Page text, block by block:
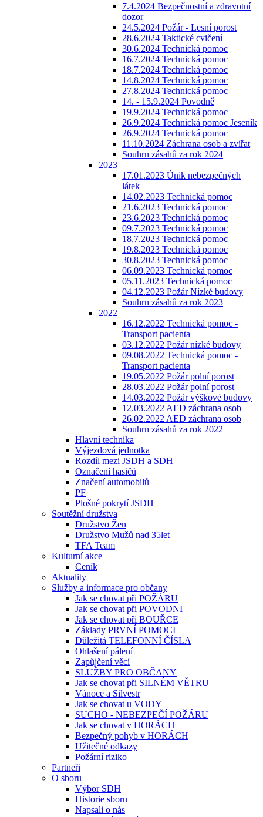
7.4.2024 Bezpečnostní a zdravotní
dozor
24.5.2024 Požár - Lesní porost
28.6.2024 Taktické cvičení
30.6.2024 Technická pomoc
16.7.2024 Technická pomoc
18.7.2024 Technická pomoc
14.8.2024 Technická pomoc
27.8.2024 Technická pomoc
14. - 15.9.2024 Povodně
19.9.2024 Technická pomoc
26.9.2024 Technická pomoc Jeseník
26.9.2024 Technická pomoc
11.10.2024 Záchrana osob a zvířat
Souhrn zásahů za rok 2024
2023
17.01.2023 Únik nebezpečných
látek
14.02.2023 Technická pomoc
21.6.2023 Technická pomoc
23.6.2023 Technická pomoc
09.7.2023 Technická pomoc
18.7.2023 Technická pomoc
19.8.2023 Technická pomoc
30.8.2023 Technická pomoc
06.09.2023 Technická pomoc
05.11.2023 Technická pomoc
04.12.2023 Požár Nízké budovy
Souhrn zásahů za rok 2023
2022
16.12.2022 Technická pomoc -
Transport pacienta
03.12.2022 Požár nízké budovy
09.08.2022 Technická pomoc -
Transport pacienta
19.05.2022 Požár polní porost
28.03.2022 Požár polní porost
14.03.2022 Požár výškové budovy
12.03.2022 AED záchrana osob
26.02.2022 AED záchrana osob
Souhrn zásahů za rok 2022
Hlavní technika
Výjezdová jednotka
Rozdíl mezi JSDH a SDH
Označení hasičů
Značení automobilů
PF
Plošné pokrytí JSDH
Soutěžní družstva
Družstvo Žen
Družstvo Mužů nad 35let
TFA Team
Kulturní akce
Ceník
Aktuality
Služby a informace pro občany
Jak se chovat při POŽÁRU
Jak se chovat při POVODNI
Jak se chovat při BOUŘCE
Základy PRVNÍ POMOCI
Důležitá TELEFONNÍ ČÍSLA
Ohlašení pálení
Zapůjčení věcí
SLUŽBY PRO OBČANY
Jak se chovat při SILNÉM VĚTRU
Vánoce a Silvestr
Jak se chovat u VODY
SUCHO - NEBEZPEČÍ POŽÁRU
Jak se chovat v HORÁCH
Bezpečný pohyb v HORÁCH
Užitečné odkazy
Požární riziko
Partneři
O sboru
Výbor SDH
Historie sboru
Napsali o nás